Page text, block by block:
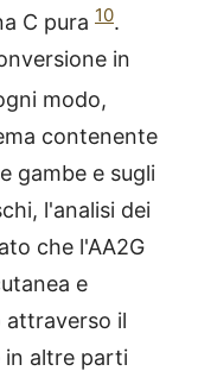
C pura 10.
in
modo,
contenente
gambe e sugli
l'analisi dei
che l'AA2G
e
il
in altre parti